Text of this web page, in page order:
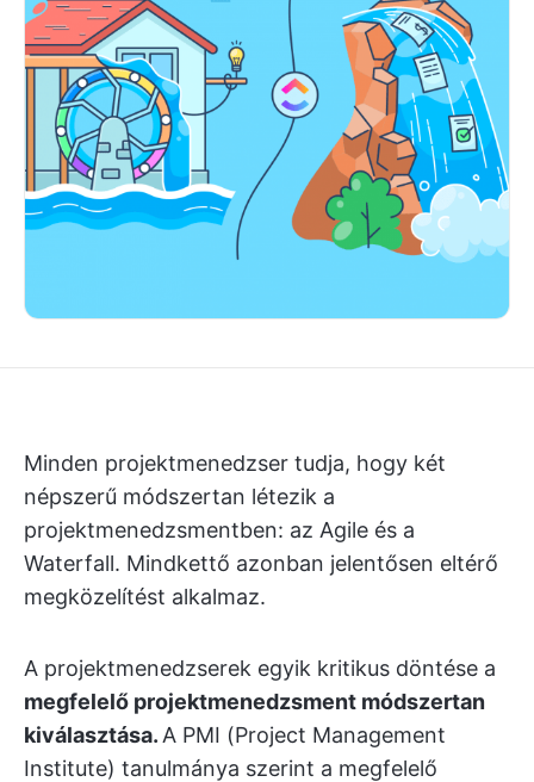
Minden projektmenedzser tudja, hogy két
népszerű módszertan létezik a
projektmenedzsmentben: az Agile és a
Waterfall. Mindkettő azonban jelentősen eltérő
megközelítést alkalmaz.
A projektmenedzserek egyik kritikus döntése a
megfelelő projektmenedzsment módszertan
kiválasztása. A PMI (Project Management
Institute) tanulmánya szerint a megfelelő